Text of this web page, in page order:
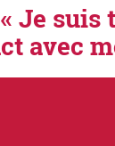
« Je suis
avec